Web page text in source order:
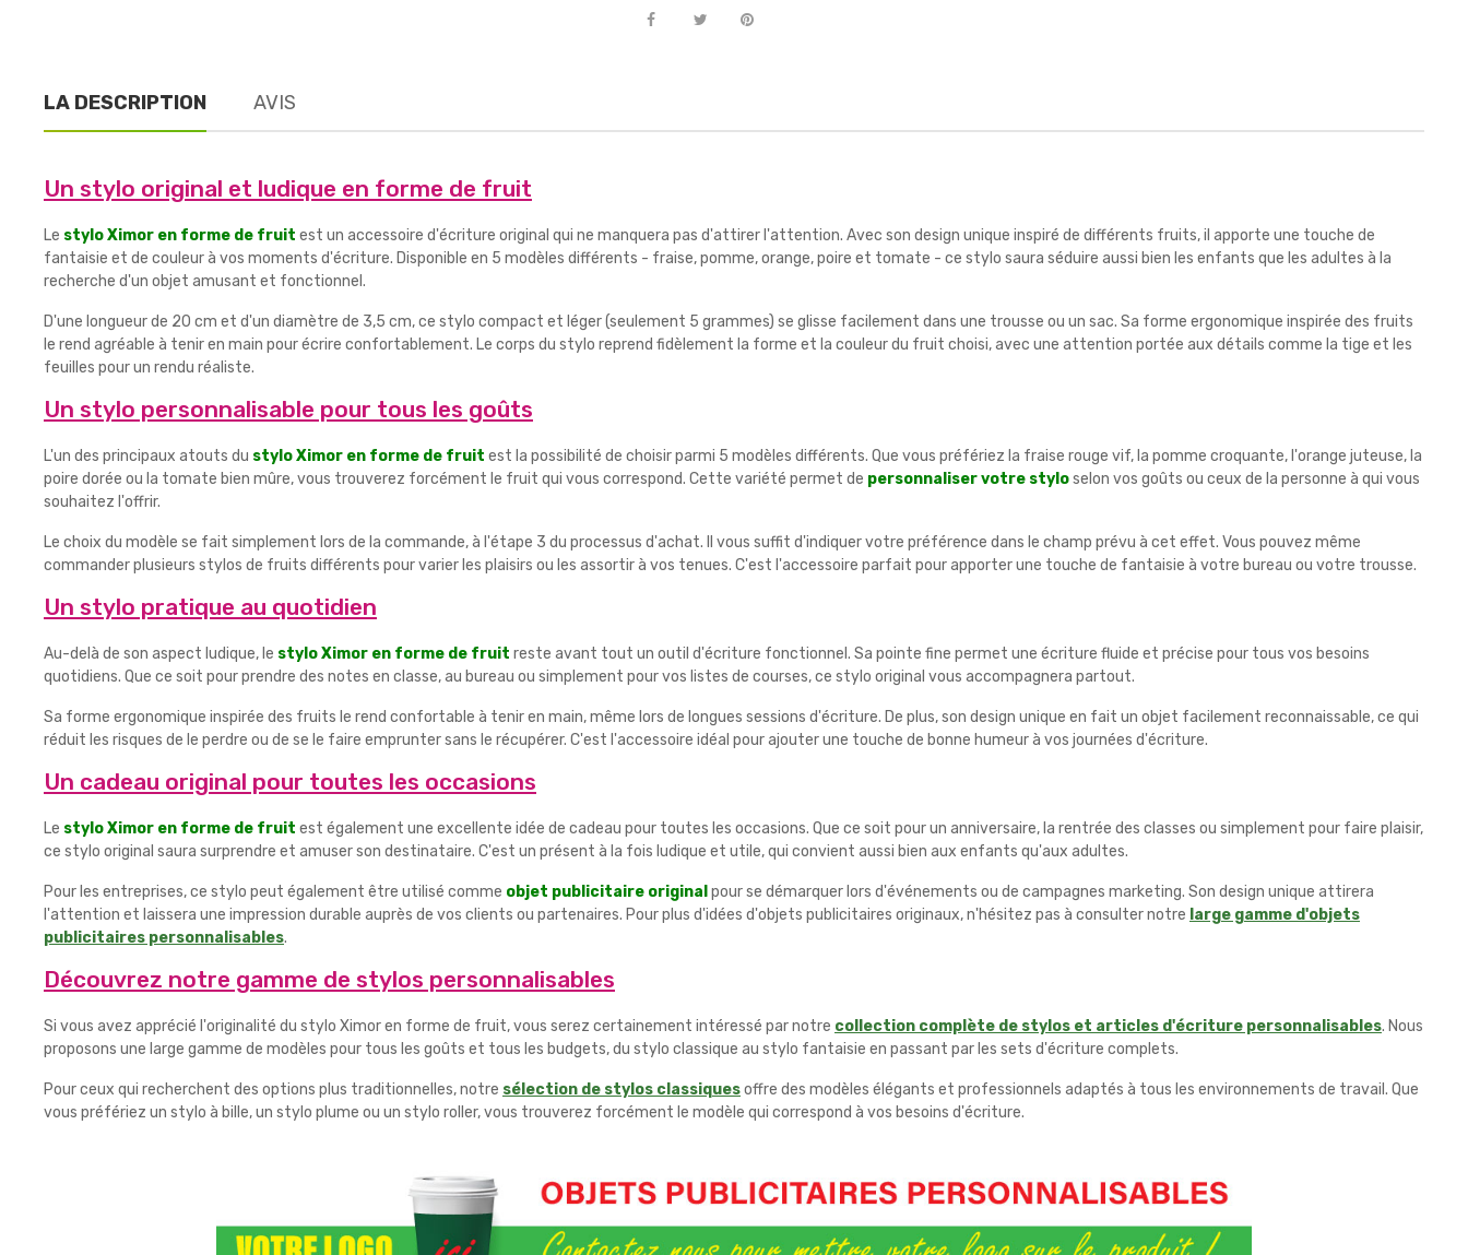
LA DESCRIPTION AVIS
Un stylo original et ludique en forme de fruit
Le stylo Ximor en forme de fruit est un accessoire d'écriture original qui ne manquera pas d'attirer l'attention. Avec son design unique inspiré de différents fruits, il apporte une touche de
fantaisie et de couleur à vos moments d'écriture. Disponible en 5 modèles différents - fraise, pomme, orange, poire et tomate - ce stylo saura séduire aussi bien les enfants que les adultes à la
recherche d'un objet amusant et fonctionnel.
D'une longueur de 20 cm et d'un diamètre de 3,5 cm, ce stylo compact et léger (seulement 5 grammes) se glisse facilement dans une trousse ou un sac. Sa forme ergonomique inspirée des fruits
le rend agréable à tenir en main pour écrire confortablement. Le corps du stylo reprend fidèlement la forme et la couleur du fruit choisi, avec une attention portée aux détails comme la tige et les
feuilles pour un rendu réaliste.
Un stylo personnalisable pour tous les goûts
L'un des principaux atouts du stylo Ximor en forme de fruit est la possibilité de choisir parmi 5 modèles différents. Que vous préfériez la fraise rouge vif, la pomme croquante, l'orange juteuse, la
poire dorée ou la tomate bien mûre, vous trouverez forcément le fruit qui vous correspond. Cette variété permet de personnaliser votre styloselon vos goûts ou ceux de la personne à qui vous
souhaitez l'offrir.
Le choix du modèle se fait simplement lors de la commande, à l'étape 3 du processus d'achat. Il vous suffit d'indiquer votre préférence dans le champ prévu à cet effet. Vous pouvez même
commander plusieurs stylos de fruits différents pour varier les plaisirs ou les assortir à vos tenues. C'est l'accessoire parfait pour apporter une touche de fantaisie à votre bureau ou votre trousse.
Un stylo pratique au quotidien
Au-delà de son aspect ludique, le stylo Ximor en forme de fruit reste avant tout un outil d'écriture fonctionnel. Sa pointe fine permet une écriture fluide et précise pour tous vos besoins
quotidiens. Que ce soit pour prendre des notes en classe, au bureau ou simplement pour vos listes de courses, ce stylo original vous accompagnera partout.
Sa forme ergonomique inspirée des fruits le rend confortable à tenir en main, même lors de longues sessions d'écriture. De plus, son design unique en fait un objet facilement reconnaissable, ce qui
réduit les risques de le perdre ou de se le faire emprunter sans le récupérer. C'est l'accessoire idéal pour ajouter une touche de bonne humeur à vos journées d'écriture.
Un cadeau original pour toutes les occasions
Le stylo Ximor en forme de fruit est également une excellente idée de cadeau pour toutes les occasions. Que ce soit pour un anniversaire, la rentrée des classes ou simplement pour faire plaisir,
ce stylo original saura surprendre et amuser son destinataire. C'est un présent à la fois ludique et utile, qui convient aussi bien aux enfants qu'aux adultes.
Pour les entreprises, ce stylo peut également être utilisé comme objet publicitaire original pour se démarquer lors d'événements ou de campagnes marketing. Son design unique attirera
l'attention et laissera une impression durable auprès de vos clients ou partenaires. Pour plus d'idées d'objets publicitaires originaux, n'hésitez pas à consulter notre large gamme d'objets
publicitaires personnalisables.
Découvrez notre gamme de stylos personnalisables
Si vous avez apprécié l'originalité du stylo Ximor en forme de fruit, vous serez certainement intéressé par notre collection complète de stylos et articles d'écriture personnalisables. Nous
proposons une large gamme de modèles pour tous les goûts et tous les budgets, du stylo classique au stylo fantaisie en passant par les sets d'écriture complets.
Pour ceux qui recherchent des options plus traditionnelles, notre sélection de stylos classiquesoffre des modèles élégants et professionnels adaptés à tous les environnements de travail. Que
vous préfériez un stylo à bille, un stylo plume ou un stylo roller, vous trouverez forcément le modèle qui correspond à vos besoins d'écriture.